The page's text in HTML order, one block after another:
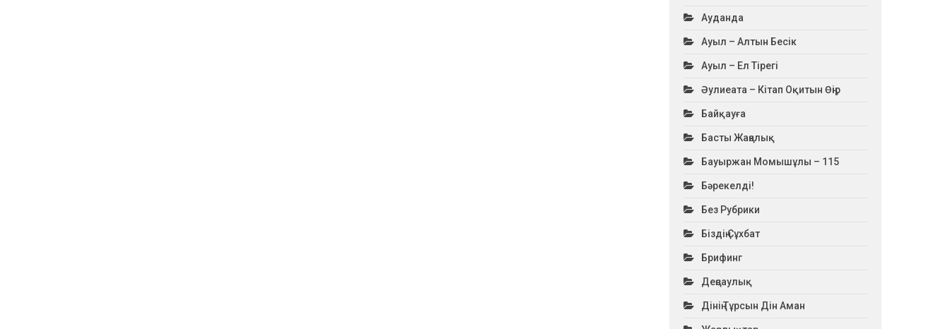
Ауданда
Ауыл – Алтын Бесік
Ауыл – Ел Тірегі
Әулиеата – Кітап Оқитын Өңір
Байқауға
Басты Жаңалық
Бауыржан Момышұлы – 115
Бәрекелді!
Без Рубрики
Біздің Сұхбат
Брифинг
Деңсаулық
Дінің Тұрсын Дін Аман